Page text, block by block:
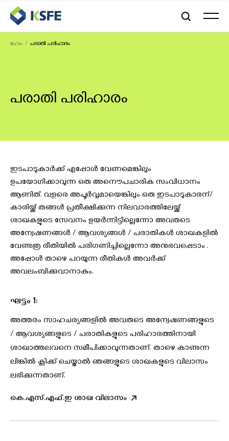
ഹോം പരാതി പരിഹാരം
പരാതി പരിഹാരം
ഇടപാടുകാര്‍ക്ക് എപ്പോള്‍ വേണമെങ്കിലും
ഉപയോഗിക്കാവുന്ന ഒരു അനൌപചാരിക സംവിധാനം
ആണിത്. വളരെ അപൂര്‍വ്വമായെങ്കിലും ഒരു ഇടപാടുകാരന്/
കാരിയ്ക്ക് തങ്ങള്‍ പ്രതീക്ഷിക്കുന്ന നിലവാരത്തിലേയ്ക്ക്
ശാഖകളുടെ സേവനം ഉയര്‍ന്നിട്ടില്ലെന്നോ അവരുടെ
അന്വേഷണങ്ങള്‍ / ആവശ്യങ്ങള്‍ / പരാതികള്‍ ശാഖകളില്‍
വേണ്ടത്ര രീതിയില്‍ പരിഗണിച്ചില്ലെന്നോ അനുഭവപ്പെടാം .
അപ്പോള്‍ താഴെ പറയുന്ന രീതികള്‍ അവര്‍ക്ക്
അവലംബിക്കുവാനാകും.
ഘട്ടം 1:
അത്തരം സാഹചര്യങ്ങളില്‍ അവരുടെ അന്വേഷണങ്ങളുടെ
/ ആവശ്യങ്ങളുടെ / പരാതികളുടെ പരിഹാരത്തിനായി
ശാഖാത്തലവനെ സമീപിക്കാവുന്നതാണ്. താഴെ കാണുന്ന
ലിങ്കില്‍ ക്ലിക്ക് ചെയ്താല്‍ ഞങ്ങളുടെ ശാഖകളുടെ വിലാസം
ലഭിക്കുന്നതാണ്.
കെ.എസ്.എഫ്.ഇ ശാഖ വിലാസം